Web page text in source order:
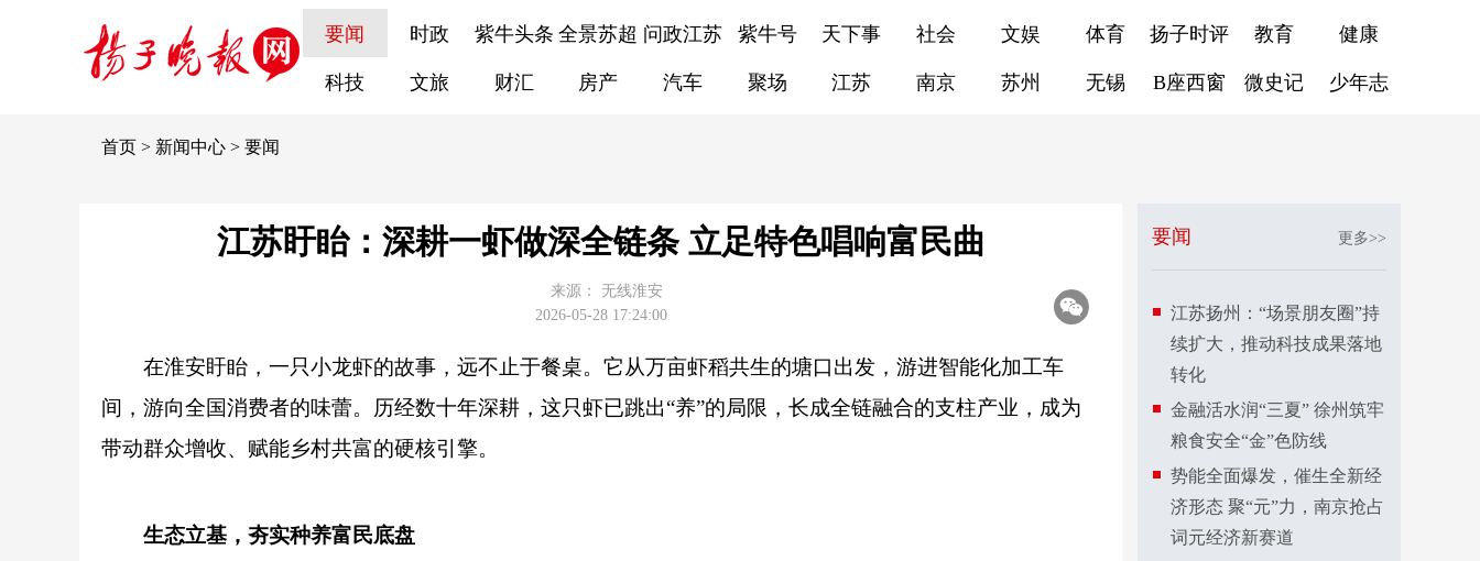
要闻 时政 紫牛头条 全景苏超 问政江苏 紫牛号 天下事 社会 文娱 体育 扬子时评 教育 健康
科技 文旅 财汇 房产 汽车 聚场 江苏 南京 苏州 无锡 B座西窗 微史记 少年志
首页 > 新闻中心 > 要闻
江苏盱眙：深耕一虾做深全链条 立足特色唱响富民曲
来源：
无线淮安
2026-05-28 17:24:00
在淮安盱眙，一只小龙虾的故事，远不止于餐桌。它从万亩虾稻共生的塘口出发，游进智能化加工车
间，游向全国消费者的味蕾。历经数十年深耕，这只虾已跳出“养”的局限，长成全链融合的支柱产业，成为
带动群众增收、赋能乡村共富的硬核引擎。
生态立基，夯实种养富民底盘
要闻 更多>>
江苏扬州：“场景朋友圈”持
续扩大，推动科技成果落地
转化
金融活水润“三夏” 徐州筑牢
粮食安全“金”色防线
势能全面爆发，催生全新经
济形态 聚“元”力，南京抢占
词元经济新赛道